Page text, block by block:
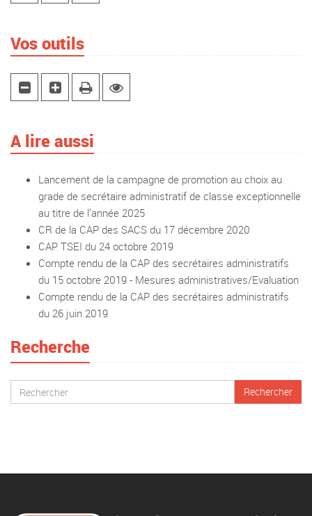
Vos outils
A lire aussi
Lancement de la campagne de promotion au choix au
grade de secrétaire administratif de classe exceptionnelle
au titre de l’année 2025
CR de la CAP des SACS du 17 décembre 2020
CAP TSEI du 24 octobre 2019
Compte rendu de la CAP des secrétaires administratifs
du 15 octobre 2019 - Mesures administratives/Evaluation
Compte rendu de la CAP des secrétaires administratifs
du 26 juin 2019
Recherche